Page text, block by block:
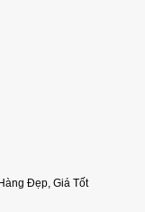
Đẹp, Giá Tốt